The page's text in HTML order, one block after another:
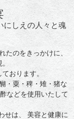
にしえの人々と魂
たのをきっかけに、
おります。
・粟・稗・雉・猪な
などを使用いたして
は、
美容と健康に